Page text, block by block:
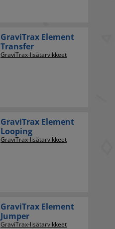
GraviTrax Element
Transfer
GraviTrax-lisätarvikkeet
GraviTrax Element
Looping
GraviTrax-lisätarvikkeet
GraviTrax Element
Jumper
GraviTrax-lisätarvikkeet